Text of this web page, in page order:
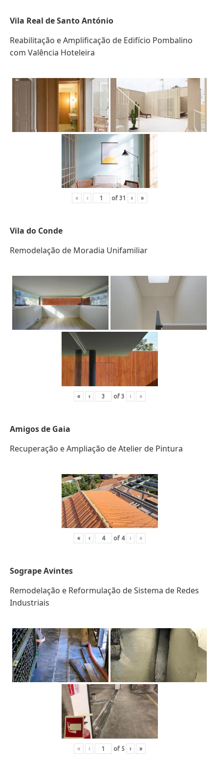
Vila Real de Santo António
Reabilitação e Amplificação de Edifício Pombalino
com Valência Hoteleira
« ‹ of 31 › »
Vila do Conde
Remodelação de Moradia Unifamiliar
« ‹ of 3 › »
Amigos de Gaia
Recuperação e Ampliação de Atelier de Pintura
« ‹ of 4 › »
Sogrape Avintes
Remodelação e Reformulação de Sistema de Redes
Industriais
« ‹ of 5 › »